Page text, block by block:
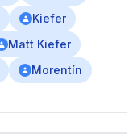
Kiefer
Matt Kiefer
Morentín